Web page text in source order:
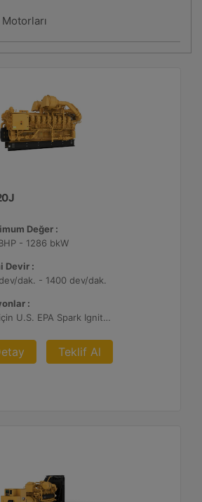
Değer :
- 1286 bkW
Devir :
dak. - 1400 dev/dak.
:
2010 için U.S. EPA Spark Ignited Stationary NSPS emisyonlar
Teklif Al